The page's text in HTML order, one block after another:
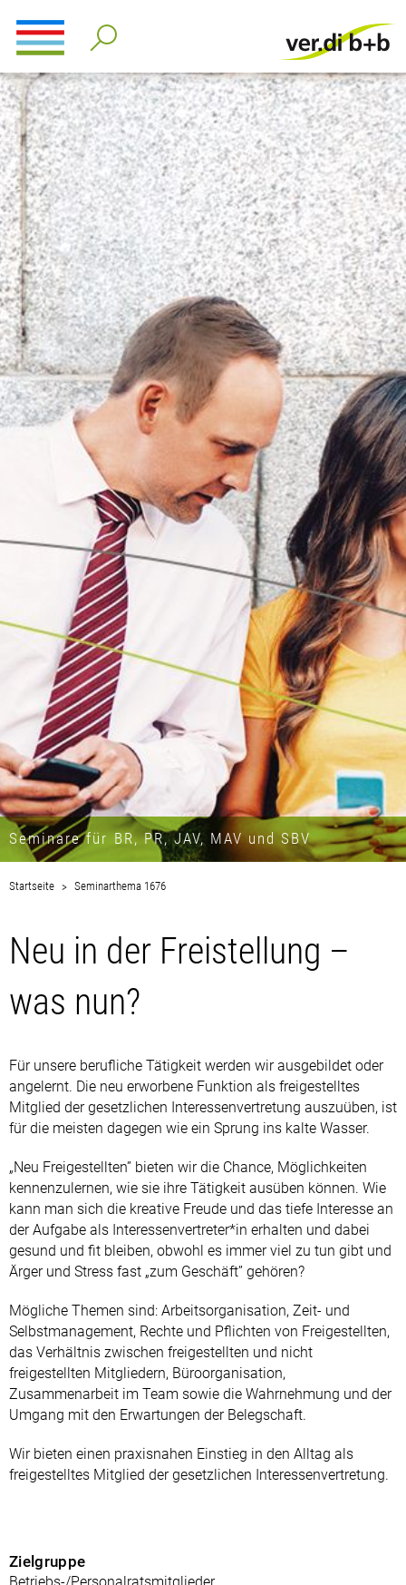
Seminare für BR, PR, JAV, MAV und SBV
Startseite Seminarthema 1676
Neu in der Freistellung –
was nun?
Für unsere berufliche Tätigkeit werden wir ausgebildet oder
angelernt. Die neu erworbene Funktion als freigestelltes
Mitglied der gesetzlichen Interessenvertretung auszuüben, ist
für die meisten dagegen wie ein Sprung ins kalte Wasser.
„Neu Freigestellten” bieten wir die Chance, Möglichkeiten
kennenzulernen, wie sie ihre Tätigkeit ausüben können. Wie
kann man sich die kreative Freude und das tiefe Interesse an
der Aufgabe als Interessenvertreter*in erhalten und dabei
gesund und fit bleiben, obwohl es immer viel zu tun gibt und
Ärger und Stress fast „zum Geschäft” gehören?
Mögliche Themen sind: Arbeitsorganisation, Zeit- und
Selbstmanagement, Rechte und Pflichten von Freigestellten,
das Verhältnis zwischen freigestellten und nicht
freigestellten Mitgliedern, Büroorganisation,
Zusammenarbeit im Team sowie die Wahrnehmung und der
Umgang mit den Erwartungen der Belegschaft.
Wir bieten einen praxisnahen Einstieg in den Alltag als
freigestelltes Mitglied der gesetzlichen Interessenvertretung.
Zielgruppe